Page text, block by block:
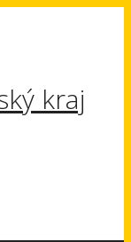
kraj